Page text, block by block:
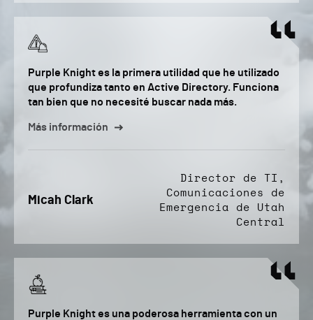
Purple Knight es la primera utilidad que he utilizado
que profundiza tanto en Active Directory. Funciona
tan bien que no necesité buscar nada más.
Más información
Micah Clark
Director de TI,
Comunicaciones de
Emergencia de Utah
Central
Purple Knight es una poderosa herramienta con un